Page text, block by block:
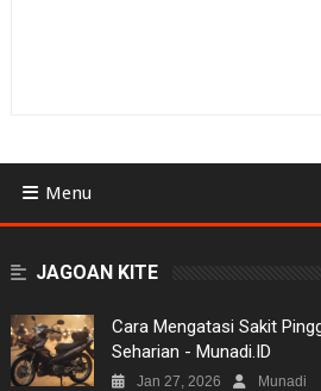
Menu
NEWS
JAGOAN KITE
Cara Mengatasi Sakit
Seharian - Munadi.ID
Jan 27, 2026 Munadi